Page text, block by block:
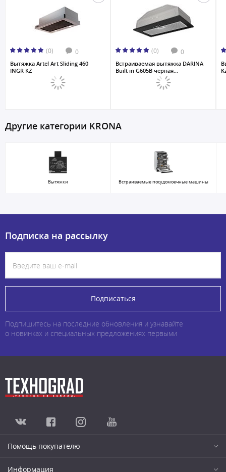
(0) 0
Вытяжка Artel Art Sliding 460
INGR KZ
(0) 0
Встраиваемая вытяжка DARINA
Built in G605B черная...
Другие категории KRONA
Вытяжки Встраиваемые посудомоечные машины
Подписка на рассылку
Подписаться
Подпишитесь на последние обновления и узнавайте
о новинках и специальных предложениях первыми
Помощь покупателю
Информация